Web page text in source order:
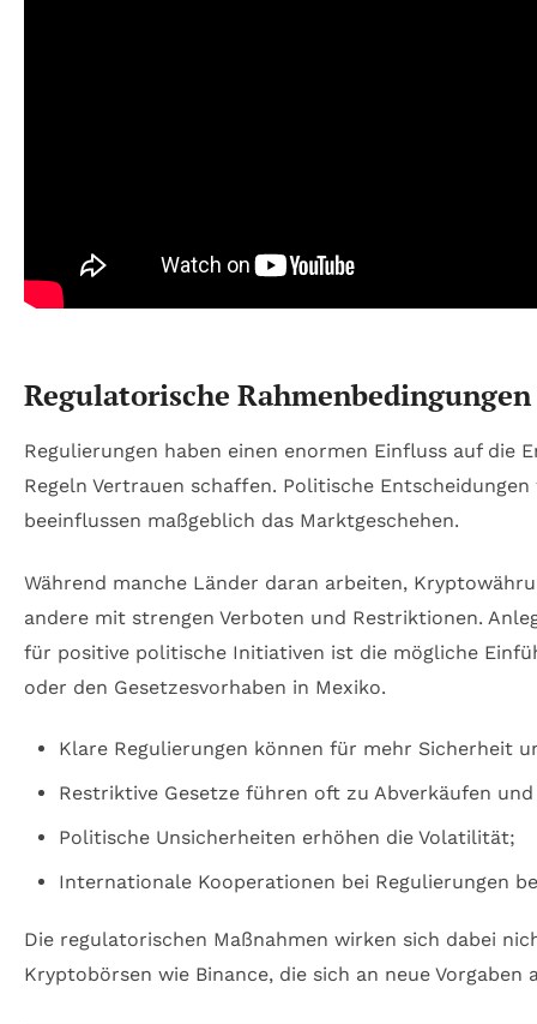
Regulatorische
Regulierungen haben einen enormen Einfluss auf
Regeln Vertrauen schaffen. Politische
beeinflussen maßgeblich das Marktgeschehen.
Während manche Länder daran arbeiten,
andere mit strengen Verboten und Restriktionen.
für positive politische Initiativen ist die mögliche
oder den Gesetzesvorhaben in Mexiko.
Klare Regulierungen können für mehr Sicherheit
Restriktive Gesetze führen oft zu Abverkäufen
Politische Unsicherheiten erhöhen die Volatilität;
Internationale Kooperationen bei Regulierungen
Die regulatorischen Maßnahmen wirken sich dabei
Kryptobörsen wie Binance, die sich an neue